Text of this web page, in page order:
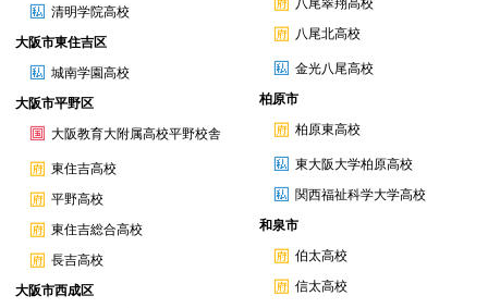
清明学院高校
大阪市東住吉区
城南学園高校
大阪市平野区
大阪教育大附属高校平野校舎
東住吉高校
平野高校
東住吉総合高校
長吉高校
大阪市西成区
八尾翠翔高校
八尾北高校
金光八尾高校
柏原市
柏原東高校
東大阪大学柏原高校
関西福祉科学大学高校
和泉市
伯太高校
信太高校